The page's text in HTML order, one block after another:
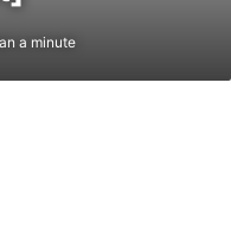
a minute